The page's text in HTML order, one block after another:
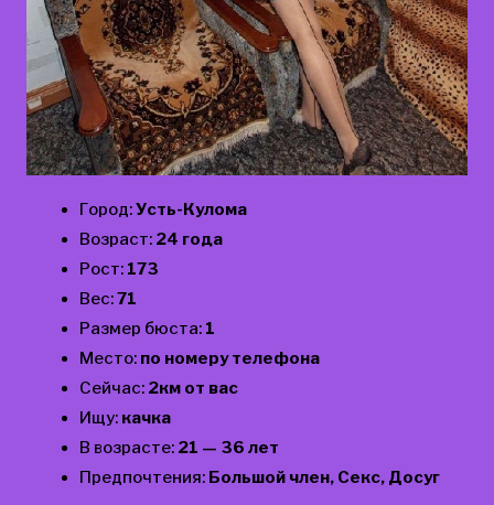
Город:Усть-Кулома
Возраст: 24 года
Рост: 173
Вес:71
Размер бюста: 1
Место: по номеру телефона
Сейчас: 2км от вас
Ищу: качка
В возрасте: 21 — 36 лет
Предпочтения: Большой член, Секс, Досуг